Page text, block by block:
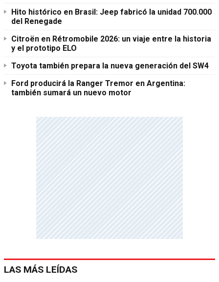
Hito histórico en Brasil: Jeep fabricó la unidad 700.000
del Renegade
Citroën en Rétromobile 2026: un viaje entre la historia
y el prototipo ELO
Toyota también prepara la nueva generación del SW4
Ford producirá la Ranger Tremor en Argentina:
también sumará un nuevo motor
LAS MÁS LEÍDAS